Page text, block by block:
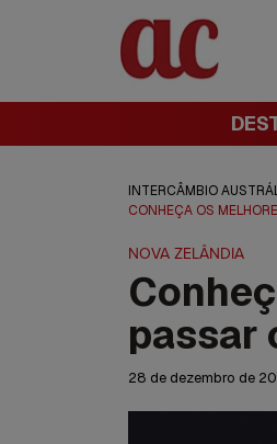
INTERCÂMBIO
CONHEÇA OS
NOVA ZELÂNDIA
passar
28 de dezembro de